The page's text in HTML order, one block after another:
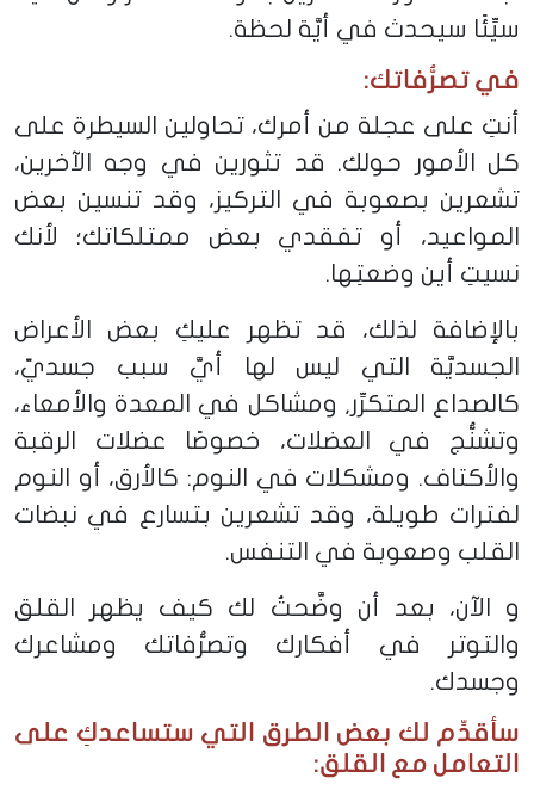
سيِّئًا سيحدث في أيَّة لحظة.
في تصرُّفاتك:
أنتِ على عجلة من أمرك، تحاولين السيطرة على
كل الأمور حولك. قد تثورين في وجه الآخرين،
تشعرين بصعوبة في التركيز، وقد تنسين بعض
المواعيد، أو تفقدي بعض ممتلكاتك؛ لأنك
نسيتِ أين وضعتِها.
بالإضافة لذلك، قد تظهر عليكِ بعض الأعراض
الجسديَّة التي ليس لها أيَّ سبب جسديّ،
كالصداع المتكرِّر, ومشاكل في المعدة والأمعاء،
وتشنُّج في العضلات، خصوصًا عضلات الرقبة
والأكتاف. ومشكلات في النوم: كالأرق، أو النوم
لفترات طويلة، وقد تشعرين بتسارع في نبضات
القلب وصعوبة في التنفس.
و الآن، بعد أن وضَّحتُ لك كيف يظهر القلق
والتوتر في أفكارك وتصرُّفاتك ومشاعرك
وجسدك.
سأقدِّم لك بعض الطرق التي ستساعدكِ على
التعامل مع القلق: